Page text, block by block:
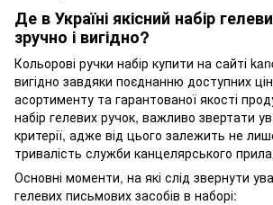
Де в Україні якісний набір
зручно і вигідно?
Кольорові ручки набір купити на сайті
вигідно завдяки поєднанню доступних
асортименту та гарантованої якості
набір гелевих ручок, важливо звертати
критерії, адже від цього залежить не
тривалість служби канцелярського
Основні моменти, на які слід звернути
гелевих письмових засобів в наборі: